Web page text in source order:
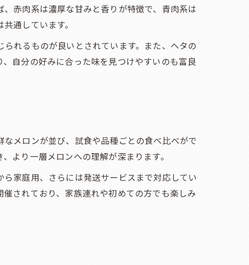
赤肉系は濃厚な甘みと香りが特徴で、青肉系は
通しています。
れるものが良いとされています。また、ヘタの
自分の好みに合った味を見つけやすいのも富良
メロンが並び、試食や品種ごとの食べ比べがで
より一層メロンへの理解が深まります。
家庭用、さらには発送サービスまで対応してい
されており、家族連れや初めての方でも楽しみ